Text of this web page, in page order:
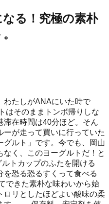
る！究極の素朴
わたしがANAにいた時で
はそのままトンボ帰りしな
滞在時間は40分ほど。そん
が走って買いに行っていた
ルト」です。今でも、岡山
く、このヨーグルトだ！と
トカップのふたを開ける
を恐る恐るすくって食べる
できた素朴な味わいから始
ロリとしたほどよい酸味の柔